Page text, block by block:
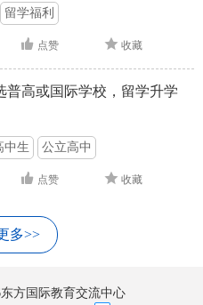
留学福利
点赞 收藏
普高或国际学校，留学升学
中生 公立高中
点赞 收藏
多>>
方国际教育交流中心